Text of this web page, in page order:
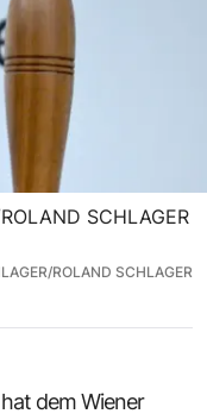
SCHLAGER
ROLAND SCHLAGER
dem Wiener